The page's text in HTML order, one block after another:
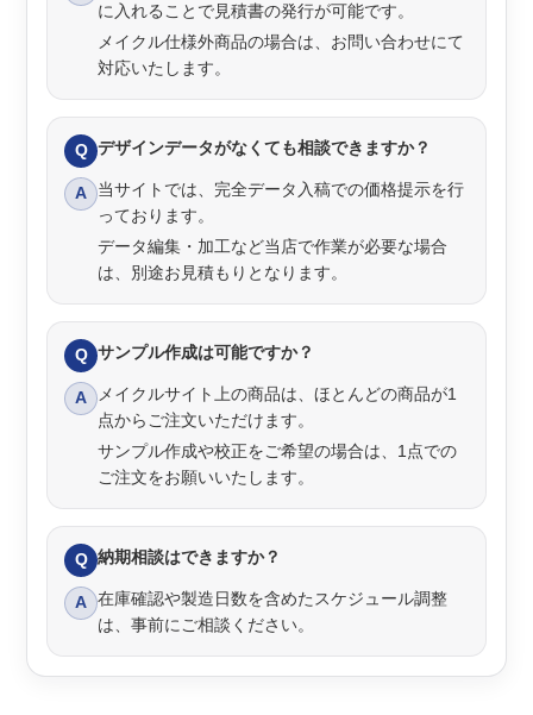
に入れることで見積書の発行が可能です。
メイクル仕様外商品の場合は、お問い合わせにて
対応いたします。
Q デザインデータがなくても相談できますか？
A
当サイトでは、完全データ入稿での価格提示を行
っております。
データ編集・加工など当店で作業が必要な場合
は、別途お見積もりとなります。
Q サンプル作成は可能ですか？
A
メイクルサイト上の商品は、ほとんどの商品が1
点からご注文いただけます。
サンプル作成や校正をご希望の場合は、1点での
ご注文をお願いいたします。
Q 納期相談はできますか？
A
在庫確認や製造日数を含めたスケジュール調整
は、事前にご相談ください。